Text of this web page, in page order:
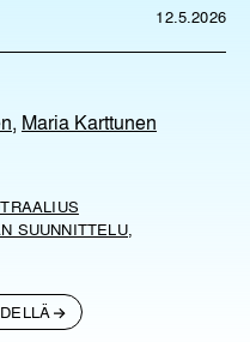
12.5.2026
, Maria Karttunen
SUUNNITTELU,